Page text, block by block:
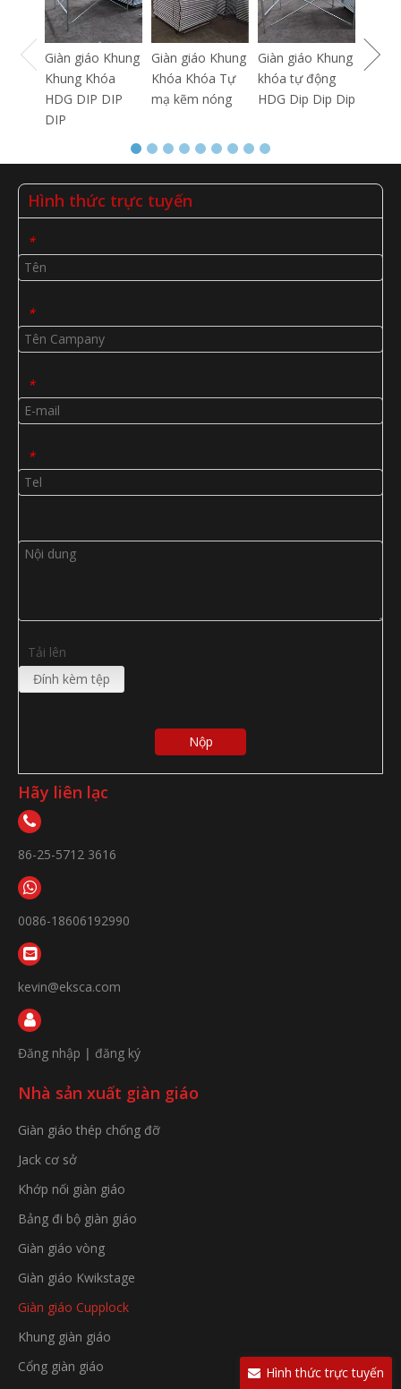
Giàn giáo Khung
Khung Khóa
HDG DIP DIP
DIP
Giàn giáo Khung
Khóa Khóa Tự
mạ kẽm nóng
Giàn giáo Khung
khóa tự động
HDG Dip Dip Dip
Hình thức trực tuyến
Hình thức trực tuyến
*
*
*
*
Tải lên
Đính kèm tệp
Nộp
Hãy liên lạc
86-25-5712 3616
0086-18606192990
kevin@eksca.com
Đăng nhập | đăng ký
Nhà sản xuất giàn giáo
Giàn giáo thép chống đỡ
Jack cơ sở
Khớp nối giàn giáo
Bảng đi bộ giàn giáo
Giàn giáo vòng
Giàn giáo Kwikstage
Giàn giáo Cupplock
Khung giàn giáo
Cổng giàn giáo